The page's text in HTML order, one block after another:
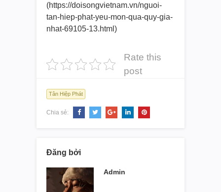
(https://doisongvietnam.vn/nguoi-
tan-hiep-phat-yeu-mon-qua-quy-gia-
nhat-69105-13.html)
Rate this
post
Tân Hiệp Phát
Chia sẻ:
Đăng bởi
Admin